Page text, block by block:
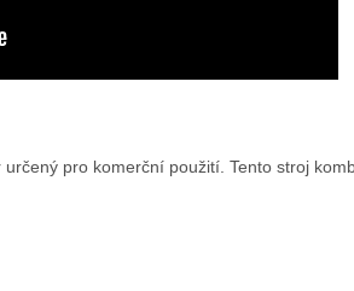
pro komerční použití. Tento stroj